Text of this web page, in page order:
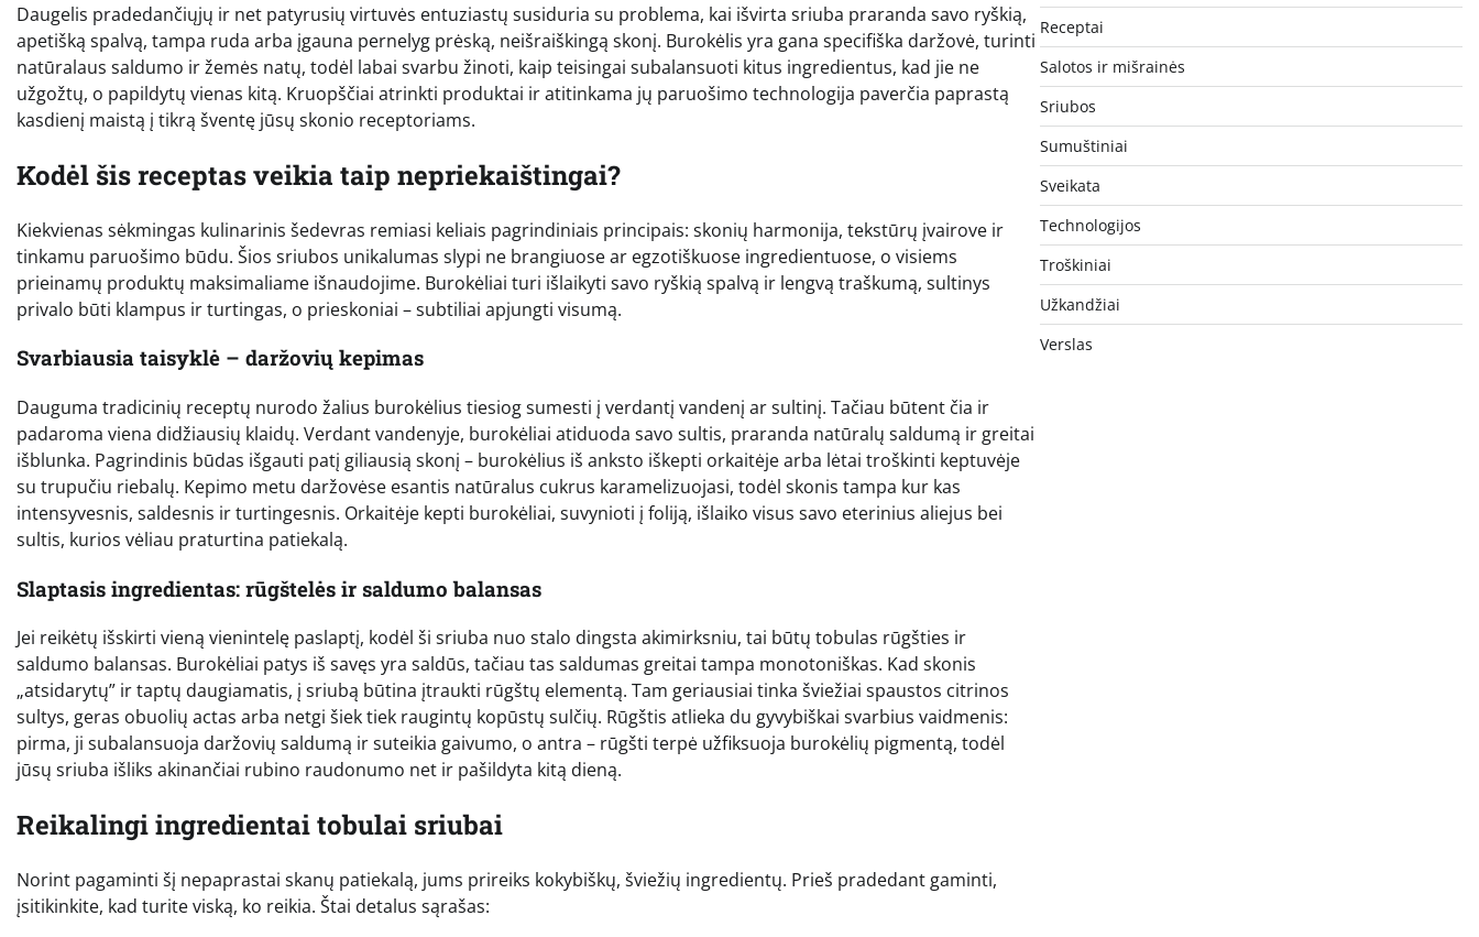
Daugelis pradedančiųjų ir net patyrusių virtuvės entuziastų susiduria su problema, kai išvirta sriuba praranda savo ryškią,
apetišką spalvą, tampa ruda arba įgauna pernelyg prėską, neišraiškingą skonį. Burokėlis yra gana specifiška daržovė, turinti
natūralaus saldumo ir žemės natų, todėl labai svarbu žinoti, kaip teisingai subalansuoti kitus ingredientus, kad jie ne
užgožtų, o papildytų vienas kitą. Kruopščiai atrinkti produktai ir atitinkama jų paruošimo technologija paverčia paprastą
kasdienį maistą į tikrą šventę jūsų skonio receptoriams.
Kodėl šis receptas veikia taip nepriekaištingai?
Kiekvienas sėkmingas kulinarinis šedevras remiasi keliais pagrindiniais principais: skonių harmonija, tekstūrų įvairove ir
tinkamu paruošimo būdu. Šios sriubos unikalumas slypi ne brangiuose ar egzotiškuose ingredientuose, o visiems
prieinamų produktų maksimaliame išnaudojime. Burokėliai turi išlaikyti savo ryškią spalvą ir lengvą traškumą, sultinys
privalo būti klampus ir turtingas, o prieskoniai – subtiliai apjungti visumą.
Svarbiausia taisyklė – daržovių kepimas
Dauguma tradicinių receptų nurodo žalius burokėlius tiesiog sumesti į verdantį vandenį ar sultinį. Tačiau būtent čia ir
padaroma viena didžiausių klaidų. Verdant vandenyje, burokėliai atiduoda savo sultis, praranda natūralų saldumą ir greitai
išblunka. Pagrindinis būdas išgauti patį giliausią skonį – burokėlius iš anksto iškepti orkaitėje arba lėtai troškinti keptuvėje
su trupučiu riebalų. Kepimo metu daržovėse esantis natūralus cukrus karamelizuojasi, todėl skonis tampa kur kas
intensyvesnis, saldesnis ir turtingesnis. Orkaitėje kepti burokėliai, suvynioti į foliją, išlaiko visus savo eterinius aliejus bei
sultis, kurios vėliau praturtina patiekalą.
Slaptasis ingredientas: rūgštelės ir saldumo balansas
Jei reikėtų išskirti vieną vienintelę paslaptį, kodėl ši sriuba nuo stalo dingsta akimirksniu, tai būtų tobulas rūgšties ir
saldumo balansas. Burokėliai patys iš savęs yra saldūs, tačiau tas saldumas greitai tampa monotoniškas. Kad skonis
„atsidarytų” ir taptų daugiamatis, į sriubą būtina įtraukti rūgštų elementą. Tam geriausiai tinka šviežiai spaustos citrinos
sultys, geras obuolių actas arba netgi šiek tiek raugintų kopūstų sulčių. Rūgštis atlieka du gyvybiškai svarbius vaidmenis:
pirma, ji subalansuoja daržovių saldumą ir suteikia gaivumo, o antra – rūgšti terpė užfiksuoja burokėlių pigmentą, todėl
jūsų sriuba išliks akinančiai rubino raudonumo net ir pašildyta kitą dieną.
Reikalingi ingredientai tobulai sriubai
Norint pagaminti šį nepaprastai skanų patiekalą, jums prireiks kokybiškų, šviežių ingredientų. Prieš pradedant gaminti,
įsitikinkite, kad turite viską, ko reikia. Štai detalus sąrašas:
Receptai
Salotos ir mišrainės
Sriubos
Sumuštiniai
Sveikata
Technologijos
Troškiniai
Užkandžiai
Verslas